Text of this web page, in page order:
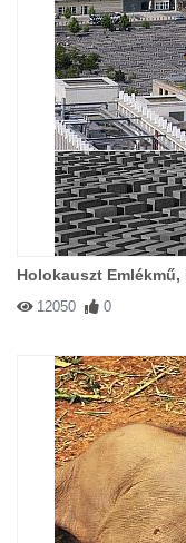
Holokauszt Emlékmű,
12050 0